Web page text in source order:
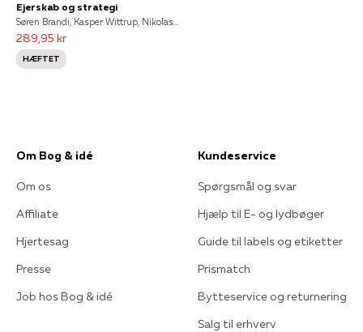
Ejerskab og strategi
Søren Brandi, Kasper Wittrup, Nikolas Bakke, Sofie T. Gildsig, Stine Sofie Bisgaard
289,95 kr
HÆFTET
Om Bog & idé
Om os
Affiliate
Hjertesag
Presse
Job hos Bog & idé
Kundeservice
Spørgsmål og svar
Hjælp til E- og lydbøger
Guide til labels og etiketter
Prismatch
Bytteservice og returnering
Salg til erhverv